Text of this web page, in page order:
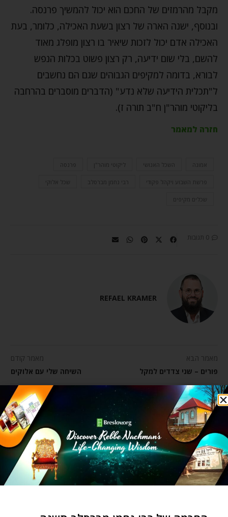
מקבל מהרמזים של החכם הוא יכול להמשיך פרנסה.
ובנוסף, ישנה הארה של רצון בשעת האכילה, כלומר, בעת
האכילה אדם יכול לזכות שיאיר בו רצון מופלג מאוד
להשם, בלי שום ידיעה, רק רצון פשוט בכלות הנפש
לבורא, בדומה למקיפים הגבוהים שגם הם נחשבים
ל"תכלית הידיעה שלא נדע" (הדברים מוסברים בהרחבה
בליקוטי מוהר"ן ח"ב תורה ז).
חזרה למאמר
אמונה השכל האנושי ליקוטי מוהר"ן פרנסה
פרשת השבוע ויקהל פקודי רבי נחמן מברסלב שכל אלוקי
שכלים מקיפים
0 תגובות
REFAEL KRAMER
מאמר הבא
פורים – שני צדדים למקל
מאמר קודם
השיחה שלי עם אלוקים
מאמרים קשורים